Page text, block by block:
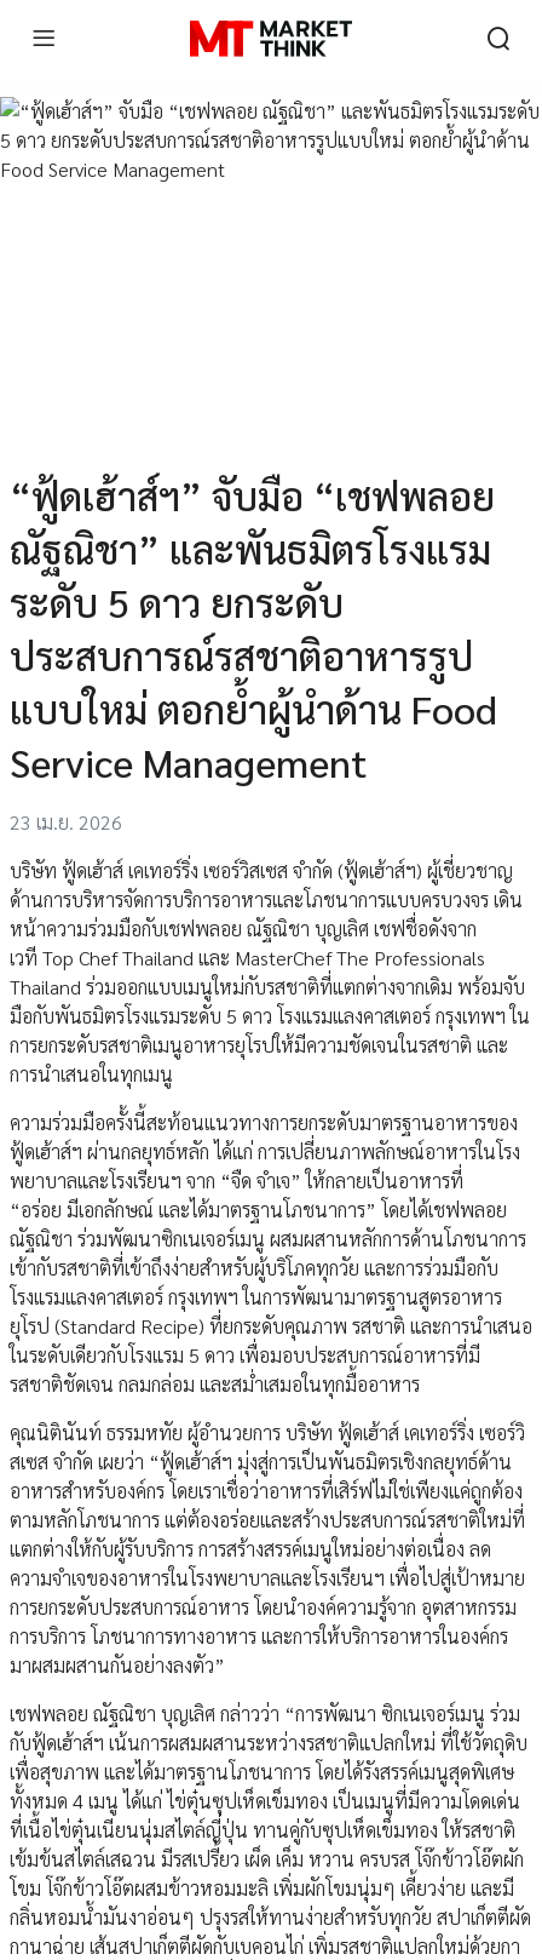
“ฟู้ดเฮ้าส์ฯ” จับมือ “เชฟพลอย
ณัฐณิชา” และพันธมิตรโรงแรม
ระดับ 5 ดาว ยกระดับ
ประสบการณ์รสชาติอาหารรูป
แบบใหม่ ตอกย้ำผู้นำด้าน Food
Service Management
23 เม.ย. 2026
บริษัท ฟู้ดเฮ้าส์ เคเทอร์ริ่ง เซอร์วิสเซส จำกัด (ฟู้ดเฮ้าส์ฯ) ผู้เชี่ยวชาญ
ด้านการบริหารจัดการบริการอาหารและโภชนาการแบบครบวงจร เดิน
หน้าความร่วมมือกับเชฟพลอย ณัฐณิชา บุญเลิศ เชฟชื่อดังจาก
เวที Top Chef Thailand และ MasterChef The Professionals
Thailand ร่วมออกแบบเมนูใหม่กับรสชาติที่แตกต่างจากเดิม พร้อมจับ
มือกับพันธมิตรโรงแรมระดับ 5 ดาว โรงแรมแลงคาสเตอร์ กรุงเทพฯ ใน
การยกระดับรสชาติเมนูอาหารยุโรปให้มีความชัดเจนในรสชาติ และ
การนำเสนอในทุกเมนู
ความร่วมมือครั้งนี้สะท้อนแนวทางการยกระดับมาตรฐานอาหารของ
ฟู้ดเฮ้าส์ฯ ผ่านกลยุทธ์หลัก ได้แก่ การเปลี่ยนภาพลักษณ์อาหารในโรง
พยาบาลและโรงเรียนฯ จาก “จืด จำเจ” ให้กลายเป็นอาหารที่
“อร่อย มีเอกลักษณ์ และได้มาตรฐานโภชนาการ” โดยได้เชฟพลอย
ณัฐณิชา ร่วมพัฒนาซิกเนเจอร์เมนู ผสมผสานหลักการด้านโภชนาการ
เข้ากับรสชาติที่เข้าถึงง่ายสำหรับผู้บริโภคทุกวัย และการร่วมมือกับ
โรงแรมแลงคาสเตอร์ กรุงเทพฯ ในการพัฒนามาตรฐานสูตรอาหาร
ยุโรป (Standard Recipe) ที่ยกระดับคุณภาพ รสชาติ และการนำเสนอ
ในระดับเดียวกับโรงแรม 5 ดาว เพื่อมอบประสบการณ์อาหารที่มี
รสชาติชัดเจน กลมกล่อม และสม่ำเสมอในทุกมื้ออาหาร
คุณนิตินันท์ ธรรมหทัย ผู้อำนวยการ บริษัท ฟู้ดเฮ้าส์ เคเทอร์ริ่ง เซอร์วิ
สเซส จำกัด เผยว่า “ฟู้ดเฮ้าส์ฯ มุ่งสู่การเป็นพันธมิตรเชิงกลยุทธ์ด้าน
อาหารสำหรับองค์กร โดยเราเชื่อว่าอาหารที่เสิร์ฟไม่ใช่เพียงแค่ถูกต้อง
ตามหลักโภชนาการ แต่ต้องอร่อยและสร้างประสบการณ์รสชาติใหม่ที่
แตกต่างให้กับผู้รับบริการ การสร้างสรรค์เมนูใหม่อย่างต่อเนื่อง ลด
ความจำเจของอาหารในโรงพยาบาลและโรงเรียนฯ เพื่อไปสู่เป้าหมาย
การยกระดับประสบการณ์อาหาร โดยนำองค์ความรู้จาก อุตสาหกรรม
การบริการ โภชนาการทางอาหาร และการให้บริการอาหารในองค์กร
มาผสมผสานกันอย่างลงตัว”
เชฟพลอย ณัฐณิชา บุญเลิศ กล่าวว่า “การพัฒนา ซิกเนเจอร์เมนู ร่วม
กับฟู้ดเฮ้าส์ฯ เน้นการผสมผสานระหว่างรสชาติแปลกใหม่ ที่ใช้วัตถุดิบ
เพื่อสุขภาพ และได้มาตรฐานโภชนาการ โดยได้รังสรรค์เมนูสุดพิเศษ
ทั้งหมด 4 เมนู ได้แก่ ไข่ตุ๋นซุปเห็ดเข็มทอง เป็นเมนูที่มีความโดดเด่น
ที่เนื้อไข่ตุ๋นเนียนนุ่มสไตล์ญี่ปุ่น ทานคู่กับซุปเห็ดเข็มทอง ให้รสชาติ
เข้มข้นสไตล์เสฉวน มีรสเปรี้ยว เผ็ด เค็ม หวาน ครบรส โจ๊กข้าวโอ๊ตผัก
โขม โจ๊กข้าวโอ๊ตผสมข้าวหอมมะลิ เพิ่มผักโขมนุ่มๆ เคี้ยวง่าย และมี
กลิ่นหอมน้ำมันงาอ่อนๆ ปรุงรสให้ทานง่ายสำหรับทุกวัย สปาเก็ตตีผัด
กานาฉ่าย เส้นสปาเก็ตตีผัดกับเบคอนไก่ เพิ่มรสชาติแปลกใหม่ด้วยกา